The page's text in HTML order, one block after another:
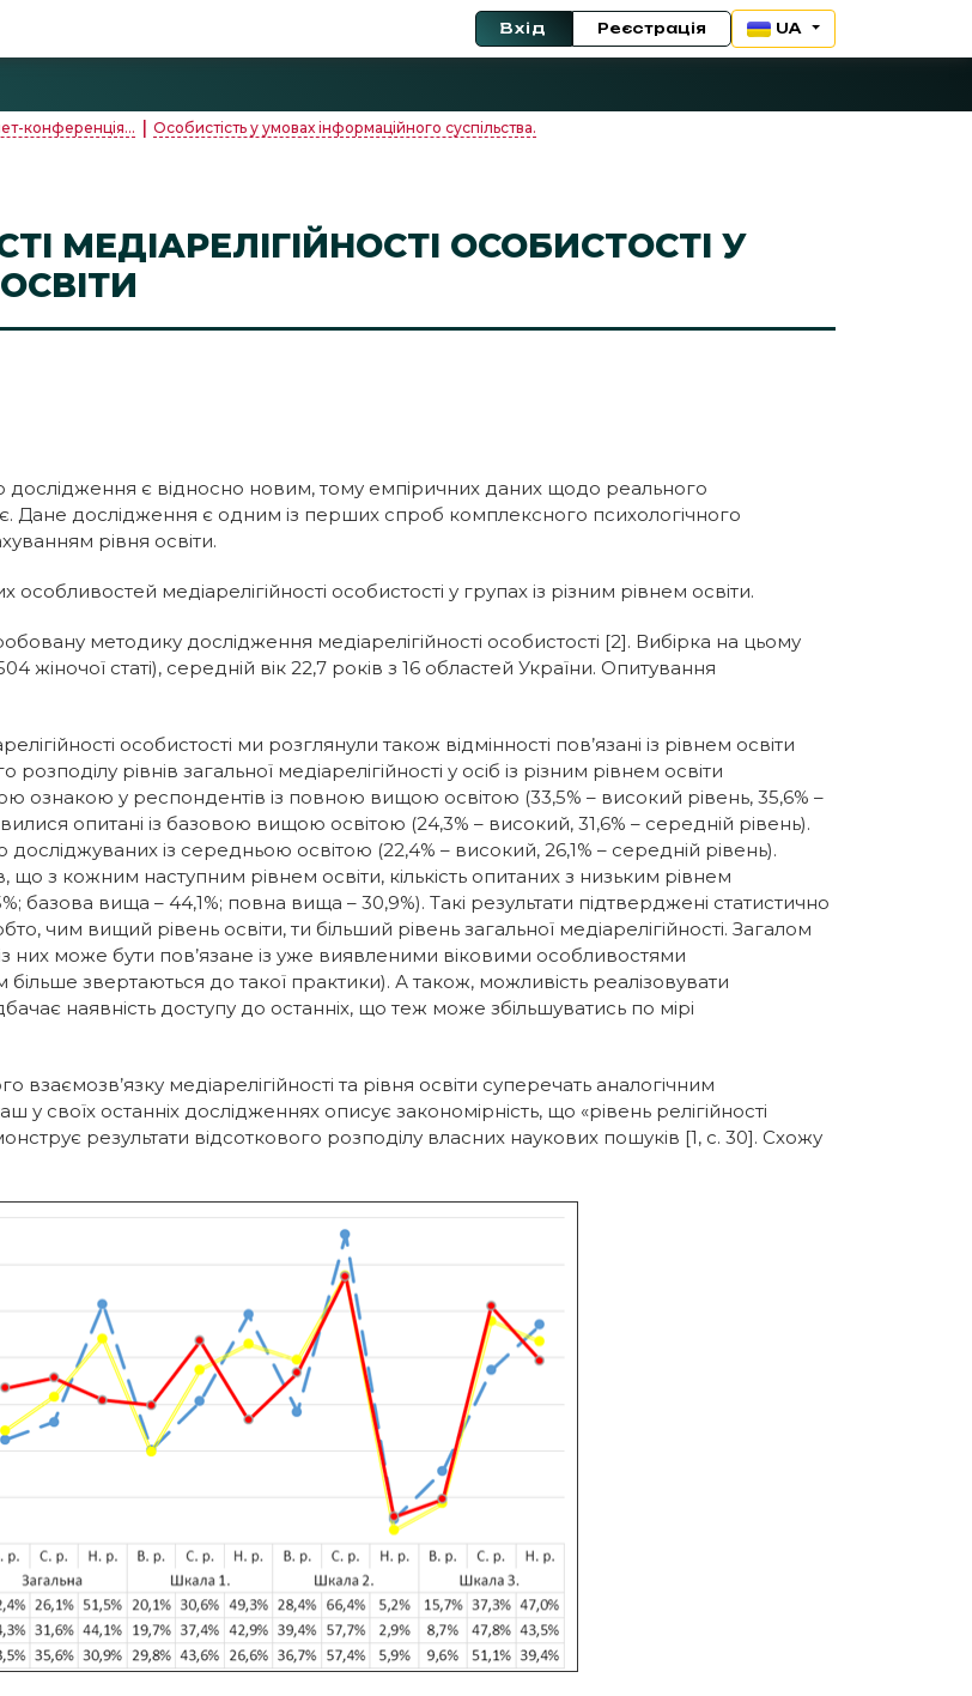
Реєстрація
Вхід UA
конференція... | Особистість у умовах інформаційного суспільства.
МЕДІАРЕЛІГІЙНОСТІ ОСОБИСТОСТІ У
дослідження є відносно новим, тому емпіричних даних щодо реального
Дане дослідження є одним із перших спроб комплексного психологічного
рівня освіти.
медіарелігійності особистості у групах із різним рівнем освіти.
методику дослідження медіарелігійності особистості [2]. Вибірка на цьому
жіночої статі), середній вік 22,7 років з 16 областей України. Опитування
особистості ми розглянули також відмінності пов’язані із рівнем освіти
рівнів загальної медіарелігійності у осіб із різним рівнем освіти
ознакою у респондентів із повною вищою освітою (33,5% – високий рівень, 35,6% –
опитані із базовою вищою освітою (24,3% – високий, 31,6% – середній рівень).
із середньою освітою (22,4% – високий, 26,1% – середній рівень).
з кожним наступним рівнем освіти, кількість опитаних з низьким рівнем
базова вища – 44,1%; повна вища – 30,9%). Такі результати підтверджені статистично
чим вищий рівень освіти, ти більший рівень загальної медіарелігійності. Загалом
них може бути пов’язане із уже виявленими віковими особливостями
звертаються до такої практики). А також, можливість реалізовувати
наявність доступу до останніх, що теж може збільшуватись по мірі
медіарелігійності та рівня освіти суперечать аналогічним
своїх останніх дослідженнях описує закономірність, що «рівень релігійності
результати відсоткового розподілу власних наукових пошуків [1, c. 30]. Схожу